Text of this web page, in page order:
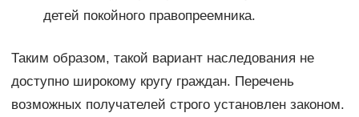
детей покойного правопреемника.
Таким образом, такой вариант наследования не
доступно широкому кругу граждан. Перечень
возможных получателей строго установлен законом.